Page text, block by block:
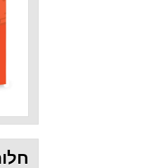
חלום לדויד